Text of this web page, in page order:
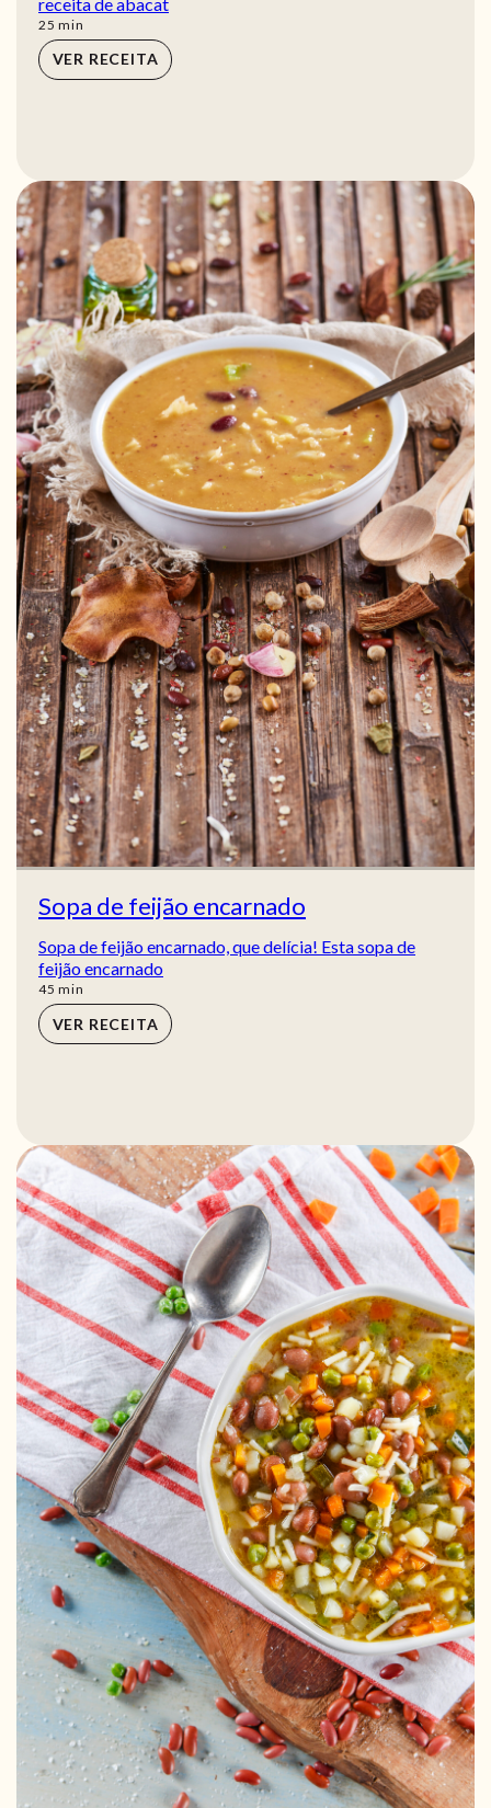
25 min
min
VER RECEITA
Sopa de feijão encarnado
Sopa de feijão encarnado, que delícia! Esta sopa de
feijão encarnado
45 min
min
VER RECEITA